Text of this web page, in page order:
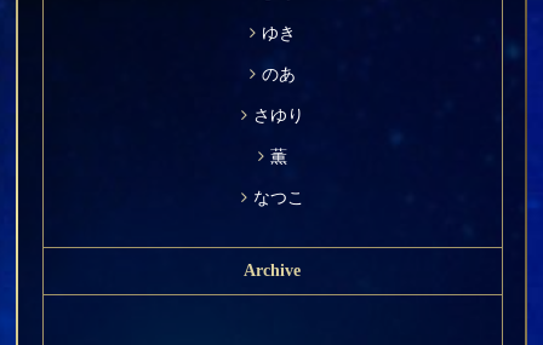
ゆき
のあ
さゆり
薫
なつこ
Archive